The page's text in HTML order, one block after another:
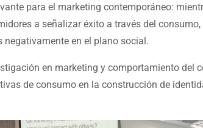
para el marketing contemporáneo:
a señalizar éxito a través del
en el plano social.
en marketing y comportamiento del
de consumo en la construcción de